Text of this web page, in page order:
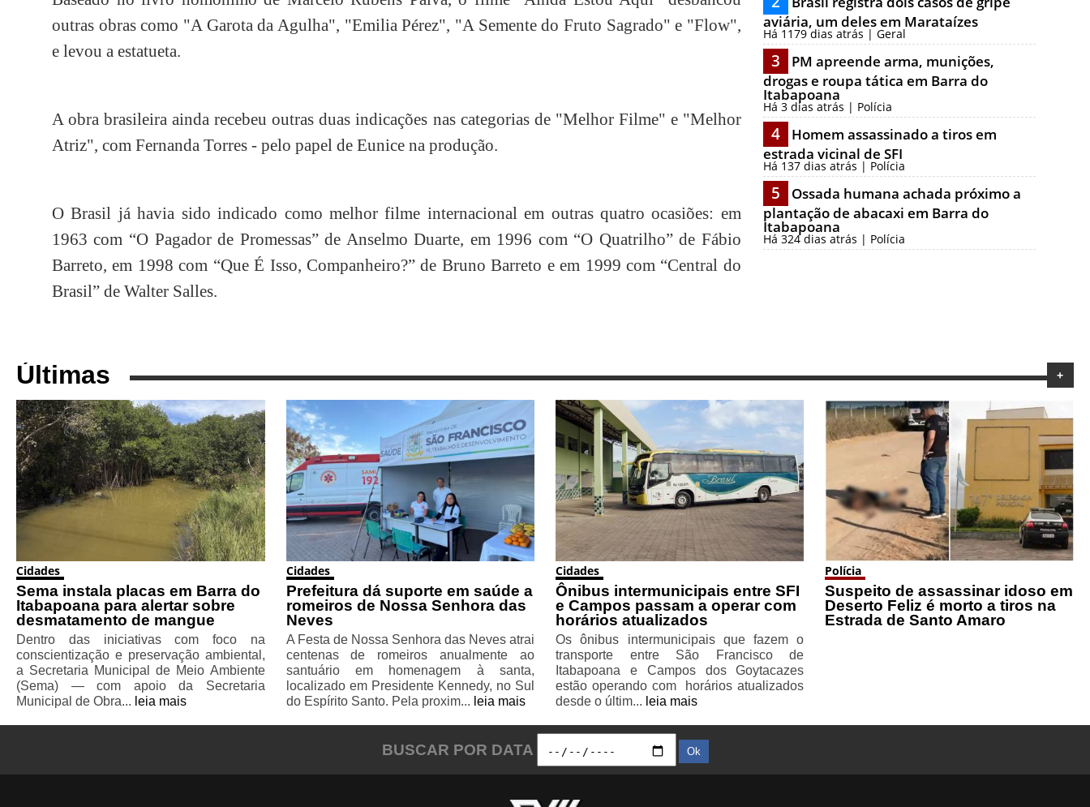
outras obras como "A Garota da Agulha", "Emilia Pérez", "A Semente do Fruto Sagrado" e "Flow",
e levou a estatueta.
A obra brasileira ainda recebeu outras duas indicações nas categorias de "Melhor Filme" e "Melhor
Atriz", com Fernanda Torres - pelo papel de Eunice na produção.
O Brasil já havia sido indicado como melhor filme internacional em outras quatro ocasiões: em
1963 com “O Pagador de Promessas” de Anselmo Duarte, em 1996 com “O Quatrilho” de Fábio
Barreto, em 1998 com “Que É Isso, Companheiro?” de Bruno Barreto e em 1999 com “Central do
Brasil” de Walter Salles.
aviária, um deles em Marataízes
Há 1179 dias atrás | Geral
3
PM apreende arma, munições,
drogas e roupa tática em Barra do
Itabapoana
Há 3 dias atrás | Polícia
4
Homem assassinado a tiros em
estrada vicinal de SFI
Há 137 dias atrás | Polícia
5
Ossada humana achada próximo a
plantação de abacaxi em Barra do
Itabapoana
Há 324 dias atrás | Polícia
Últimas +
Cidades
Sema instala placas em Barra do
Itabapoana para alertar sobre
desmatamento de mangue
Dentro das iniciativas com foco na
conscientização e preservação ambiental,
a Secretaria Municipal de Meio Ambiente
(Sema) — com apoio da Secretaria
Municipal de Obra... leia mais
Cidades
Prefeitura dá suporte em saúde a
romeiros de Nossa Senhora das
Neves
A Festa de Nossa Senhora das Neves atrai
centenas de romeiros anualmente ao
santuário em homenagem à santa,
localizado em Presidente Kennedy, no Sul
do Espírito Santo. Pela proxim... leia mais
Cidades
Ônibus intermunicipais entre SFI
e Campos passam a operar com
horários atualizados
Os ônibus intermunicipais que fazem o
transporte entre São Francisco de
Itabapoana e Campos dos Goytacazes
estão operando com horários atualizados
desde o últim... leia mais
Polícia
Suspeito de assassinar idoso em
Deserto Feliz é morto a tiros na
Estrada de Santo Amaro
BUSCAR POR DATA Ok